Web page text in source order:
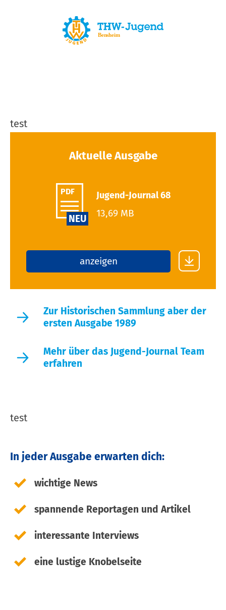
test
test
In jeder Ausgabe erwarten dich:
wichtige News
spannende Reportagen und Artikel
interessante Interviews
eine lustige Knobelseite
Aktuelle Ausgabe
PDF
NEU
Jugend-Journal 68
13,69 MB
anzeigen
Zur Historischen Sammlung aber der
ersten Ausgabe 1989
Mehr über das Jugend-Journal Team
erfahren